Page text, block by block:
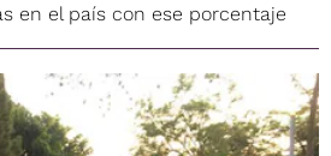
en el país con ese porcentaje